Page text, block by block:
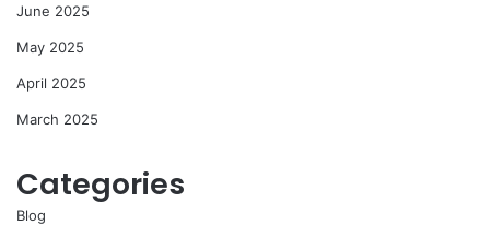
June 2025
May 2025
April 2025
March 2025
Categories
Blog